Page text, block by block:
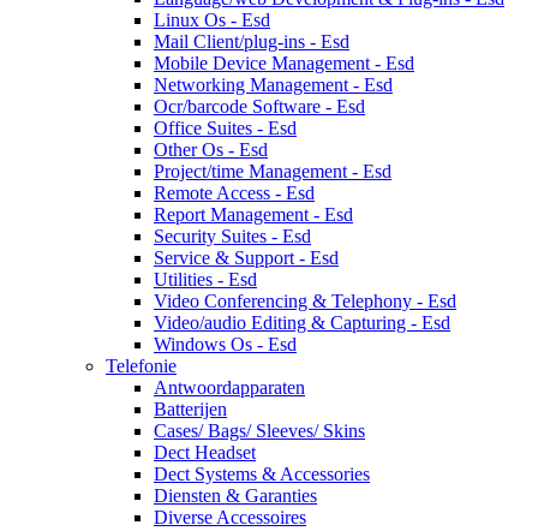
Linux Os - Esd
Mail Client/plug-ins - Esd
Mobile Device Management - Esd
Networking Management - Esd
Ocr/barcode Software - Esd
Office Suites - Esd
Other Os - Esd
Project/time Management - Esd
Remote Access - Esd
Report Management - Esd
Security Suites - Esd
Service & Support - Esd
Utilities - Esd
Video Conferencing & Telephony - Esd
Video/audio Editing & Capturing - Esd
Windows Os - Esd
Telefonie
Antwoordapparaten
Batterijen
Cases/ Bags/ Sleeves/ Skins
Dect Headset
Dect Systems & Accessories
Diensten & Garanties
Diverse Accessoires